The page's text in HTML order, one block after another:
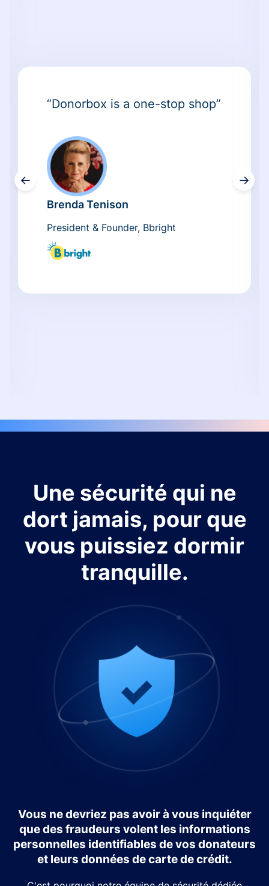
←
“Donorbox is a one-stop shop”
Brenda Tenison
President & Founder, Bbright
→
Une sécurité qui ne
dort jamais, pour que
vous puissiez dormir
tranquille.
Vous ne devriez pas avoir à vous inquiéter
que des fraudeurs volent les informations
personnelles identifiables de vos donateurs
et leurs données de carte de crédit.